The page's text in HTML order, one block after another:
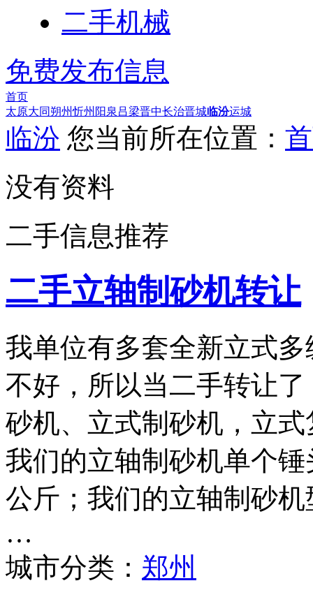
二手机械
免费发布信息
首页
太原大同朔州忻州 阳泉 吕梁晋中长治晋城临汾运城
临汾 您当前所在位置：
没有资料
二手信息推荐
二手立轴制砂机转让
我单位有多套全新立式
不好，所以当二手转让
砂机、立式制砂机，立
我们的立轴制砂机单个
公斤；我们的立轴制砂
…
城市分类： 郑州